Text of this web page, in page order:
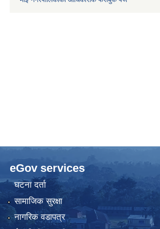
eGov services
घटना दर्ता
सामाजिक सुरक्षा
नागरिक वडापत्र